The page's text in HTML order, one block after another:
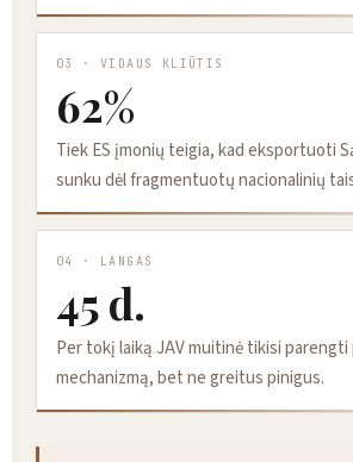
03 · VIDAUS KLIŪTIS
62%
Tiek ES įmonių teigia, kad eksportuoti
sunku dėl fragmentuotų nacionalinių
04 · LANGAS
45 d.
Per tokį laiką JAV muitinė tikisi
mechanizmą, bet ne greitus pinigus.